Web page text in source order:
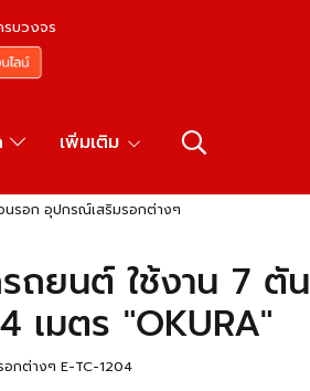
รบวงจร
เพิ่มเติม
นรอก อุปกรณ์เสริมรอกต่างๆ
ถยนต์ ใช้งาน 7 ตัน
เมตร "OKURA"
อกต่างๆ E-TC-1204